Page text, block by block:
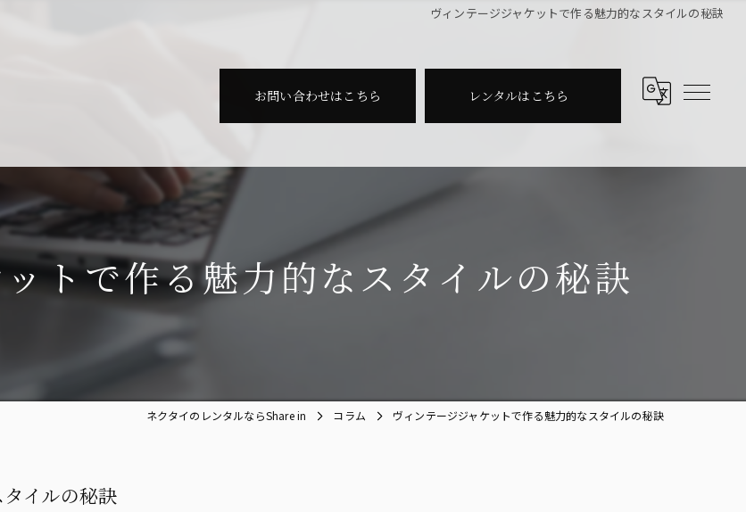
ヴィンテージジャケットで作る魅力的なスタイルの秘訣
お問い合わせはこちら レンタルはこちら
トで作る魅力的なスタイルの秘訣
ネクタイのレンタルならShare in コラム ヴィンテージジャケットで作る魅力的なスタイルの秘訣
イルの秘訣